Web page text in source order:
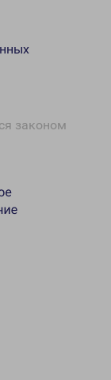
законом